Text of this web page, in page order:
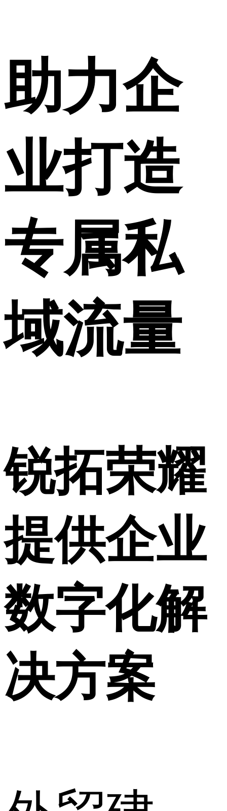
助力企
业打造
专属私
域流量
锐拓荣耀
提供企业
数字化解
决方案